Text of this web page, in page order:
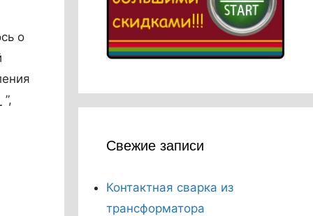
о
”,
Свежие записи
Контактная сварка из
трансформатора